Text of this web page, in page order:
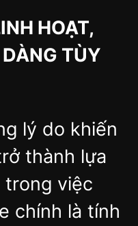
HOẠT,
TÙY
lý do khiến
thành lựa
trong việc
chính là tính